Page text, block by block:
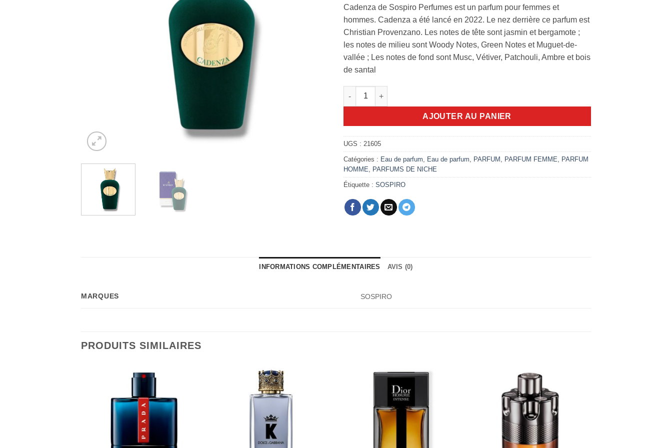
Cadenza de Sospiro Perfumes est un parfum pour femmes et
hommes. Cadenza a été lancé en 2022. Le nez derrière ce parfum est
Christian Provenzano. Les notes de tête sont jasmin et bergamote ;
les notes de milieu sont Woody Notes, Green Notes et Muguet-de-
vallée ; Les notes de fond sont Musc, Vétiver, Patchouli, Ambre et bois
de santal
quantité de Cadenza Sospiro 100ml EDP
AJOUTER AU PANIER
UGS : 21605
Catégories : Eau de parfum, Eau de parfum, PARFUM , PARFUM FEMME, PARFUM
HOMME, PARFUMS DE NICHE
Étiquette : SOSPIRO
INFORMATIONS COMPLÉMENTAIRES AVIS (0)
MARQUES SOSPIRO
PRODUITS SIMILAIRES